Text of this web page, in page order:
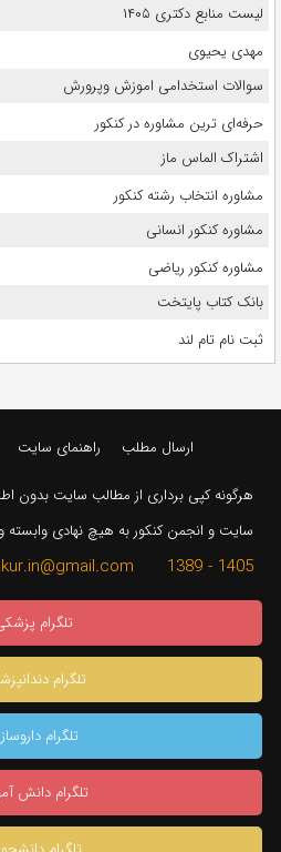
لیست منابع دکتری ۱۴۰۵
مهدی یحیوی
سوالات استخدامی اموزش وپرورش
حرفه‌ای ترین مشاوره در کنکور
اشتراک الماس ماز
مشاوره انتخاب رشته کنکور
مشاوره کنکور انسانی
مشاوره کنکور ریاضی
بانک کتاب پایتخت
ثبت نام تام لند
ارسال مطلب راهنمای سایت
هرگونه کپی برداری از مطالب سایت بدون
سایت و انجمن کنکور به هیچ نهادی وابسته
1405 - 1389 konkur.in@gmail.com
تلگرام
تلگرام
تلگرام
تلگرام دانش